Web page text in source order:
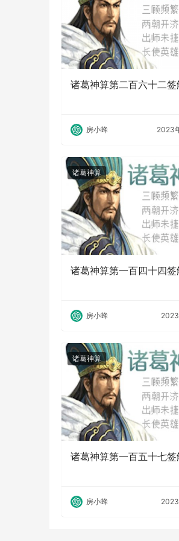
诸葛神算第二百六十二签
房小蜂 2023
诸葛神算
诸葛神算第一百四十四签
房小蜂
诸葛神算
诸葛神算第一百五十七签
房小蜂